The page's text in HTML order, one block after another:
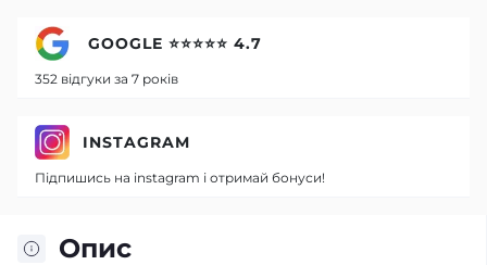
Опис
GOOGLE ⭐⭐⭐⭐⭐ 4.7
352 відгуки за 7 років
INSTAGRAM
Підпишись на instagram і отримай бонуси!